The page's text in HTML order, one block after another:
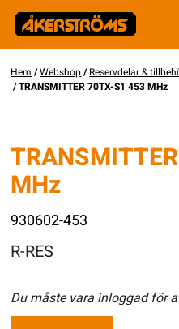
Hem /Webshop/Reservdelar &
/ TRANSMITTER 70TX-S1 453 MHz
MHz
930602-453
R-RES
Du måste vara inloggad för